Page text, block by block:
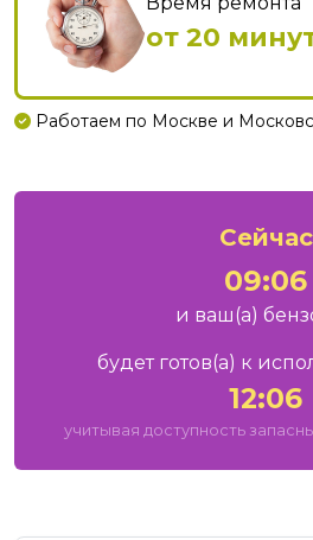
от 20
Работаем по Москве и
Сейчас
09:06
и ваш(а)
будет готов(а) к
12:06
учитывая доступность